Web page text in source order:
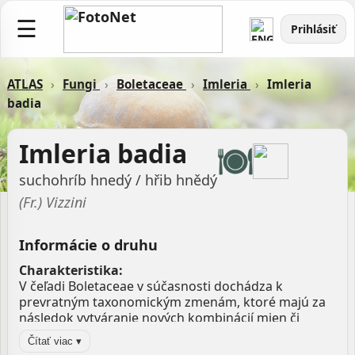
☰ Prihlásiť
ATLAS › Fungi › Boletaceae › Imleria › Imleria
badia
Imleria badia
suchohríb hnedý / hřib hnědý
(Fr.) Vizzini
Informácie o druhu
Charakteristika:
V čeľadi Boletaceae v súčasnosti dochádza k
prevratným taxonomickým zmenám, ktoré majú za
následok vytváranie nových kombinácií mien či
rodov. Takéto zmeny sa nevyhli ani mnohým druhom
hríbov -Boletus
Čítať viac ▾